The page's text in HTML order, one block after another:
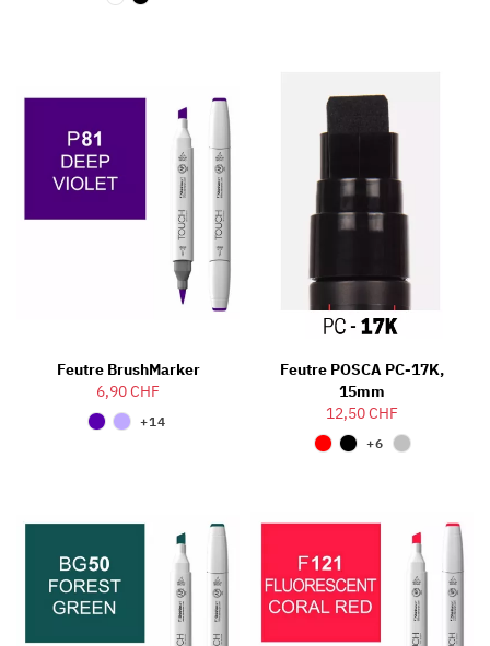
Feutre BrushMarker
6,90 CHF
+14
Feutre POSCA PC-17K,
15mm
12,50 CHF
+6